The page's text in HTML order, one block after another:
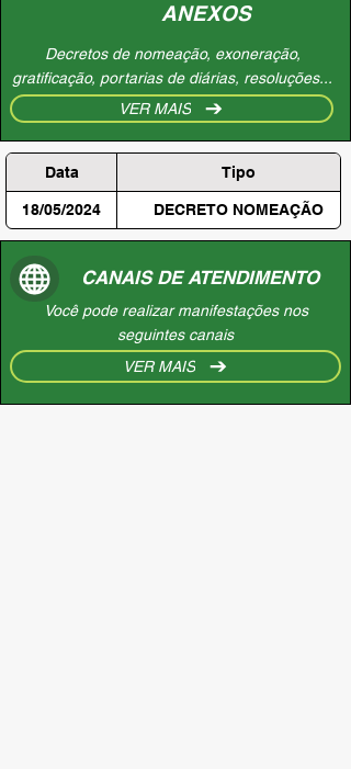
ANEXOS
Decretos de nomeação, exoneração,
gratificação, portarias de diárias, resoluções...
VER MAIS
Data Tipo
18/05/2024 DECRETO NOMEAÇÃO
CANAIS DE ATENDIMENTO
Você pode realizar manifestações nos
seguintes canais
VER MAIS